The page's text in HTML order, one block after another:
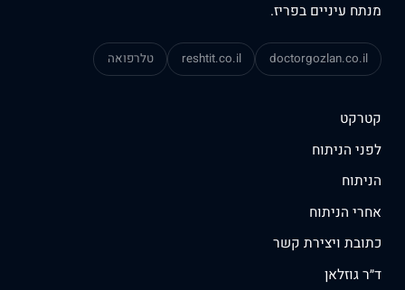
מנתח עיניים בפריז.
doctorgozlan.co.il
reshtit.co.il טלרפואה
קטרקט
לפני הניתוח
הניתוח
אחרי הניתוח
כתובת ויצירת קשר
ד״ר גוזלאן